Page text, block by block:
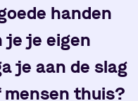
handen
je je eigen
je aan de slag
mensen thuis?